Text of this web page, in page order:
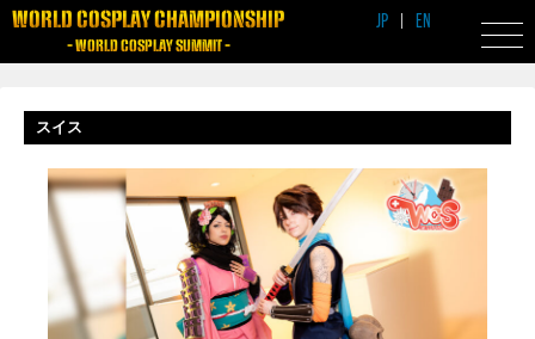
WORLD COSPLAY CHAMPIONSHIP
- WORLD COSPLAY SUMMIT -
JP | EN
スイス